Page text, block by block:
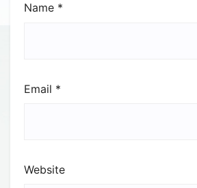
Name *
Email *
Website